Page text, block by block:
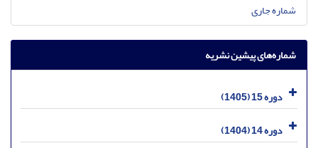
شماره جاری
شماره‌های پیشین نشریه
دوره 15 (1405)
دوره 14 (1404)